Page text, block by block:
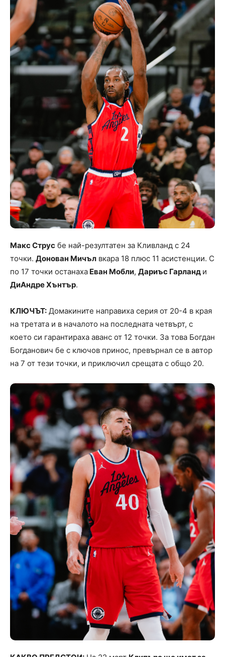
Макс Струс бе най-резултатен за Кливланд с 24
точки. Донован Мичъл вкара 18 плюс 11 асистенции. С
по 17 точки останаха Еван Мобли, Дариъс Гарланд и
ДиАндре Хънтър.
КЛЮЧЪТ: Домакините направиха серия от 20-4 в края
на третата и в началото на последната четвърт, с
което си гарантираха аванс от 12 точки. За това Богдан
Богданович бе с ключов принос, превърнал се в автор
на 7 от тези точки, и приключил срещата с общо 20.